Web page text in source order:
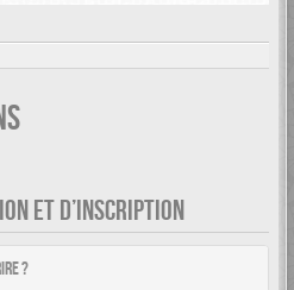
ET D’INSCRIPTION
?